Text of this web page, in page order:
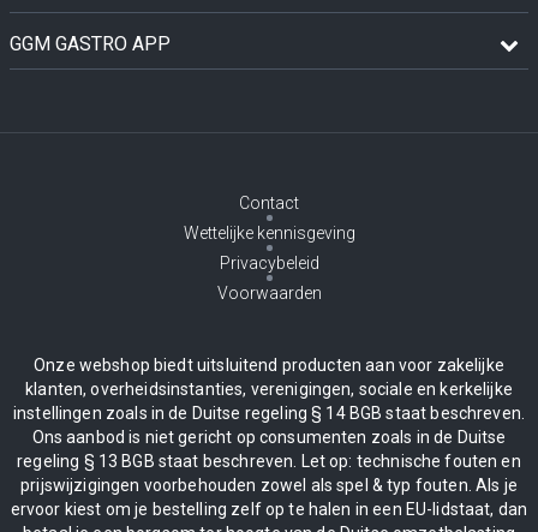
GGM GASTRO APP
Contact
Wettelijke kennisgeving
Privacybeleid
Voorwaarden
Onze webshop biedt uitsluitend producten aan voor zakelijke
klanten, overheidsinstanties, verenigingen, sociale en kerkelijke
instellingen zoals in de Duitse regeling § 14 BGB staat beschreven.
Ons aanbod is niet gericht op consumenten zoals in de Duitse
regeling § 13 BGB staat beschreven. Let op: technische fouten en
prijswijzigingen voorbehouden zowel als spel & typ fouten. Als je
ervoor kiest om je bestelling zelf op te halen in een EU-lidstaat, dan